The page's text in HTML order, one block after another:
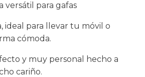
versátil para gafas
ideal para llevar tu móvil o
cómoda.
y muy personal hecho a
cariño.